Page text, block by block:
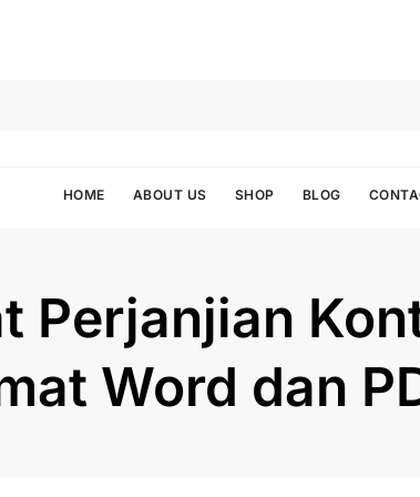
HOME ABOUT US SHOP BLOG
Perjanjian
Word dan